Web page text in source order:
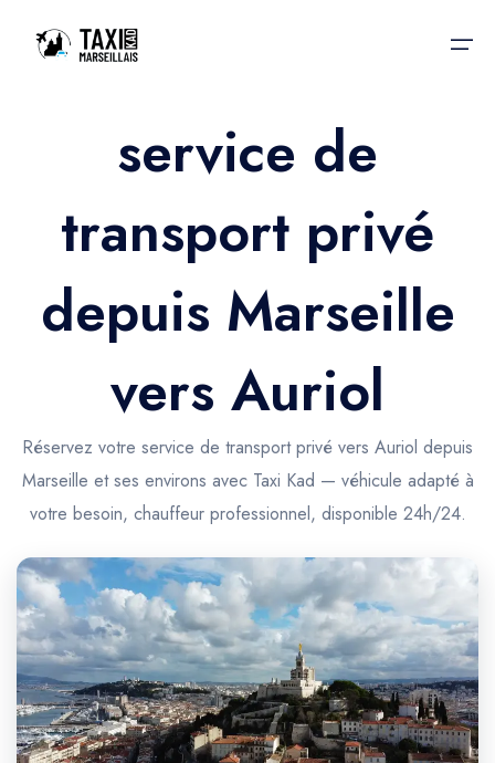
Nos services
Nos services
Trajet Gare SNCF
Trajet Séminaire
Trajet Santé
Trajet Longue Distance
Réservation
Actualités & évènements
Contactez-nous
service de
transport privé
depuis Marseille
vers Auriol
Réservez votre service de transport privé vers Auriol depuis
Marseille et ses environs avec Taxi Kad — véhicule adapté à
votre besoin, chauffeur professionnel, disponible 24h/24.